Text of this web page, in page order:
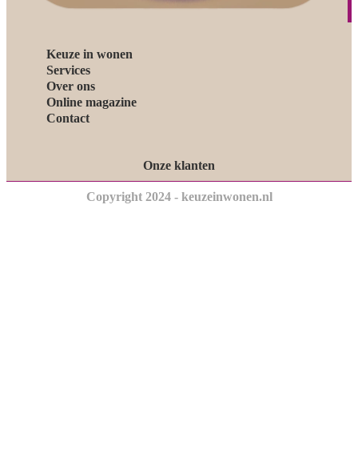
Keuze in wonen
Services
Over ons
Online magazine
Contact
Onze klanten
Copyright 2024 - keuzeinwonen.nl